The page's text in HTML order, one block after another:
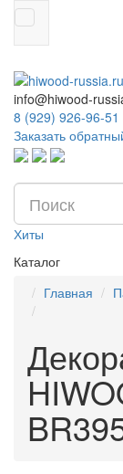
info@hiwood-
8 (929) 926-96-51
Заказать
Хиты
Каталог
Главная